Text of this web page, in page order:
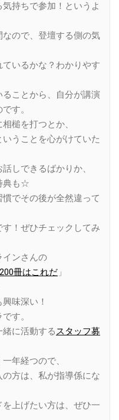
持ちで参加！というよ
ので、登壇する側の気
いるかな？わかりやす
ことから、自分が講演
す。
槌を打つとか、
うことを心がけていた
しできるばかりか、
典も☆
でその後が全然違って
！ぜひチェックしてみ
インさんの
冊はこれだ 」
味深い！
す。
に活動するスタッフ募
年経つので、
方は、私が指導係にな
上げたい方は、ぜひ一